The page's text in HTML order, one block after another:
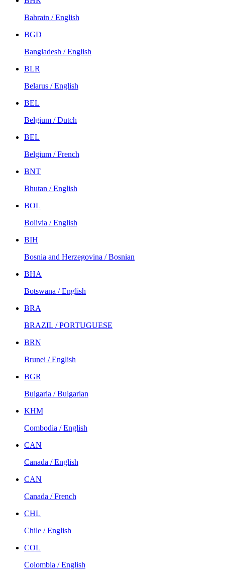
Bahrain / English
BGD
Bangladesh / English
BLR
Belarus / English
BEL
Belgium / Dutch
BEL
Belgium / French
BNT
Bhutan / English
BOL
Bolivia / English
BIH
Bosnia and Herzegovina / Bosnian
BHA
Botswana / English
BRA
BRAZIL / PORTUGUESE
BRN
Brunei / English
BGR
Bulgaria / Bulgarian
KHM
Combodia / English
CAN
Canada / English
CAN
Canada / French
CHL
Chile / English
COL
Colombia / English